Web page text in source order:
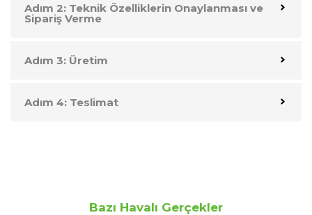
Adım 2: Teknik Özelliklerin Onaylanması ve
Sipariş Verme
Adım 3: Üretim
Adım 4: Teslimat
Bazı Havalı Gerçekler